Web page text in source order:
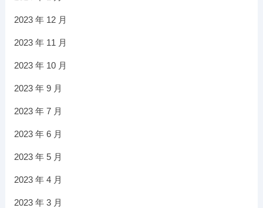
2023 年 12 月
2023 年 11 月
2023 年 10 月
2023 年 9 月
2023 年 7 月
2023 年 6 月
2023 年 5 月
2023 年 4 月
2023 年 3 月